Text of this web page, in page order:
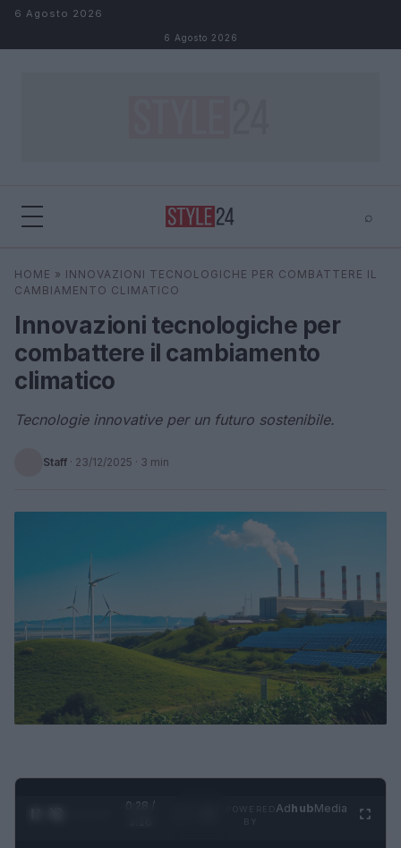
Salta al contenuto
6 Agosto 2026
6 Agosto 2026
⌕
Cerca ⌕ ×
HOME » INNOVAZIONI TECNOLOGICHE PER COMBATTERE IL
CAMBIAMENTO CLIMATICO
Innovazioni tecnologiche per
combattere il cambiamento
climatico
Tecnologie innovative per un futuro sostenibile.
Staff · 23/12/2025 · 3 min
0:29 /
AdhubMedia